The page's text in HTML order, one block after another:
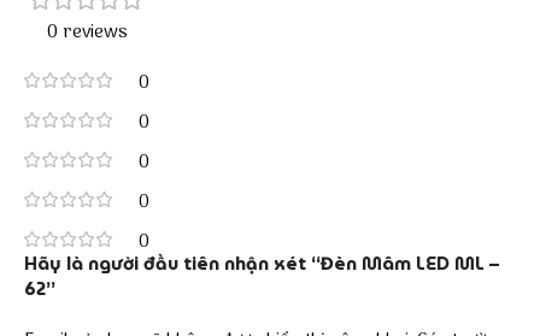
0 reviews
0
0
0
0
0
Hãy là người đầu tiên nhận xét “Đèn Mâm LED ML –
62”